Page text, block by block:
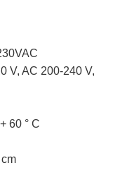
V, AC 200-240 V,
60 ° C